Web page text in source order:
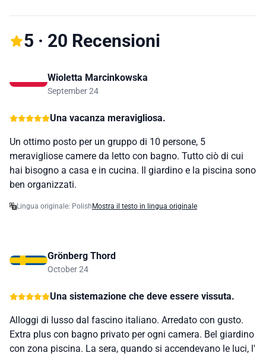
5 · 20 Recensioni
Wioletta Marcinkowska
September 24
Una vacanza meravigliosa.
Un ottimo posto per un gruppo di 10 persone, 5
meravigliose camere da letto con bagno. Tutto ciò di cui
hai bisogno a casa e in cucina. Il giardino e la piscina sono
ben organizzati.
Lingua originale: PolishMostra il testo in lingua originale
Grönberg Thord
October 24
Una sistemazione che deve essere vissuta.
Alloggi di lusso dal fascino italiano. Arredato con gusto.
Extra plus con bagno privato per ogni camera. Bel giardino
con zona piscina. La sera, quando si accendevano le luci, l'